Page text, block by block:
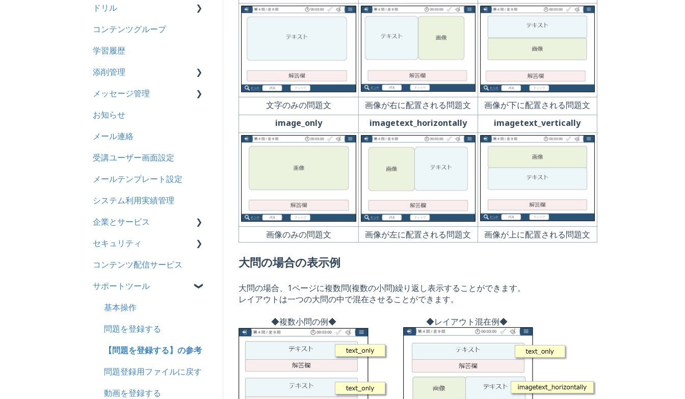
文字のみの問題文 画像が右に配置される問題文
画像が下に配置される問題文
image_only
imagetext_horizontally imagetext_vertically
画像のみの問題文 画像が左に配置される問題文 画像が上に配置される問題文
大問の場合の表示例
大問の場合、1ページに複数問(複数の小問)繰り返し表示することができます。
レイアウトは一つの大問の中で混在させることができます。
◆複数小問の例◆ ◆レイアウト混在例◆
ザー
履歴
コンテンツ
CSV
ドキュメント
ビデオ
ドリル
メール
メッセージ
お知らせ
多言語変換
助成金
2024年12月アップデート
2024年8月アップデート
2024年5月アップデート
2023年12月アップデート
2023年11月アップデート
2023年8月アップデート
2023年4月アップデート
編集について
グループ設定
新レイアウト
旧レイアウト
コース詳細設定の参考
ストレスチェック
CSVについて
ビデオ
ドキュメント
多言語表示
リンク
ドリル
概要
問題について
ドリルについて
【問題・ドリル】の参考
ドリルスキンについて
問題属性
コンテンツグループ
学習履歴
添削管理
概要
基本操作
採点権限のみを持ったユー
ユーザ
メッセージ管理
基本操作
リンクメッセージスレッド
お知らせ
メール連絡
受講ユーザー画面設定
メールテンプレート設定
システム利用実績管理
企業とサービス
用語の定義
企業について
統合ユーザーについて
サービスについて
セキュリティ
シングルサインオン設定
証明書認証
MFA(多要素認証)
コンテンツ配信サービス
サポートツール
基本操作
問題を登録する
【問題を登録する】の参考
問題登録用ファイルに戻す
動画を登録する